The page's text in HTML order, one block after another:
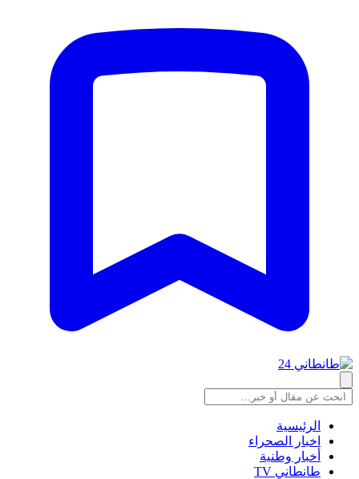
الرئيسية
اخبار الصحراء
أخبار وطنية
طانطاني TV